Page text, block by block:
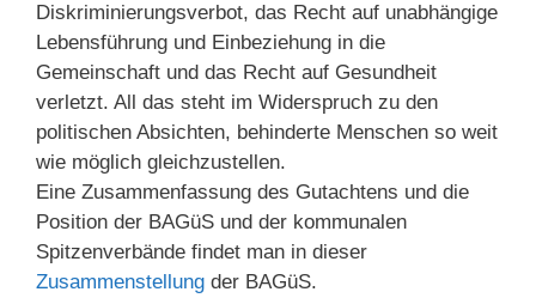
Diskriminierungsverbot, das Recht auf unabhängige
Lebensführung und Einbeziehung in die
Gemeinschaft und das Recht auf Gesundheit
verletzt. All das steht im Widerspruch zu den
politischen Absichten, behinderte Menschen so weit
wie möglich gleichzustellen.
Eine Zusammenfassung des Gutachtens und die
Position der BAGüS und der kommunalen
Spitzenverbände findet man in dieser
Zusammenstellung der BAGüS.